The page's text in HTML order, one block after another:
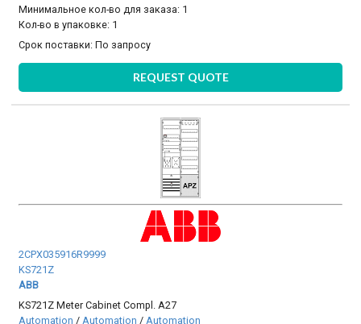
Минимальное кол-во для заказа: 1
Кол-во в упаковке: 1
Срок поставки:По запросу
REQUEST QUOTE
2CPX035916R9999
KS721Z
ABB
KS721Z Meter Cabinet Compl. A27
Automation /Automation /Automation